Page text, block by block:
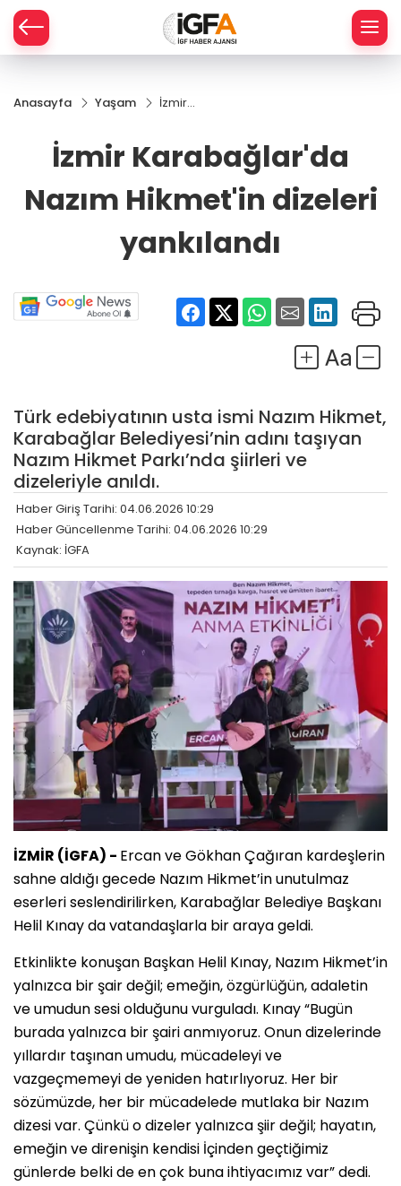
Anasayfa Yaşam
İzmir
Hikmet'in
yankılandı
İzmir Karabağlar'da
Nazım Hikmet'in dizeleri
yankılandı
Türk edebiyatının usta ismi Nazım Hikmet,
Karabağlar Belediyesi’nin adını taşıyan
Nazım Hikmet Parkı’nda şiirleri ve
dizeleriyle anıldı.
Haber Giriş Tarihi: 04.06.2026 10:29
Haber Güncellenme Tarihi: 04.06.2026 10:29
Kaynak: İGFA
İZMİR (İGFA) - Ercan ve Gökhan Çağıran kardeşlerin
sahne aldığı gecede Nazım Hikmet’in unutulmaz
eserleri seslendirilirken, Karabağlar Belediye Başkanı
Helil Kınay da vatandaşlarla bir araya geldi.
Etkinlikte konuşan Başkan Helil Kınay, Nazım Hikmet’in
yalnızca bir şair değil; emeğin, özgürlüğün, adaletin
ve umudun sesi olduğunu vurguladı. Kınay “Bugün
burada yalnızca bir şairi anmıyoruz. Onun dizelerinde
yıllardır taşınan umudu, mücadeleyi ve
vazgeçmemeyi de yeniden hatırlıyoruz. Her bir
sözümüzde, her bir mücadelede mutlaka bir Nazım
dizesi var. Çünkü o dizeler yalnızca şiir değil; hayatın,
emeğin ve direnişin kendisi İçinden geçtiğimiz
günlerde belki de en çok buna ihtiyacımız var” dedi.